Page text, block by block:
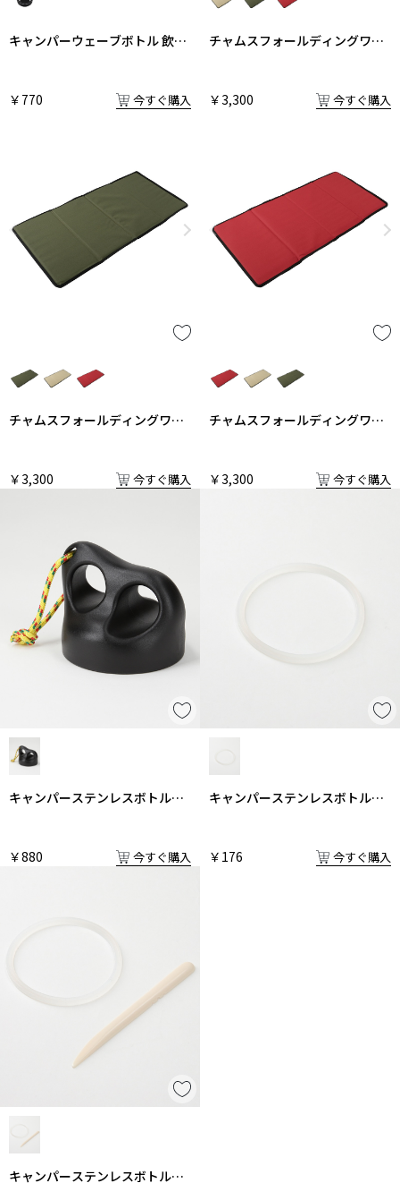
キャンパーウェーブボトル 飲み
￥770 今すぐ購入
チャムスフォールディングワゴ
￥3,300 今すぐ購入
チャムスフォールディングワゴ
￥3,300 今すぐ購入
チャムスフォールディングワゴ
￥3,300 今すぐ購入
キャンパーステンレスボトルふ
￥880 今すぐ購入
キャンパーステンレスボトルパ
￥176 今すぐ購入
キャンパーステンレスボトルパ